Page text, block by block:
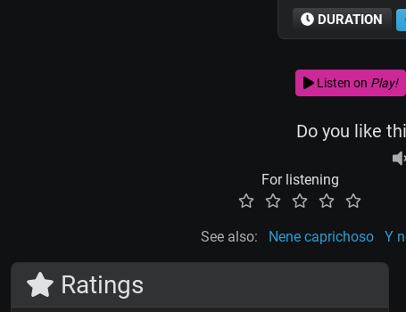
DURATION
Listen on Play!
Do you like
For listening
See also: Nene caprichoso Y
Ratings